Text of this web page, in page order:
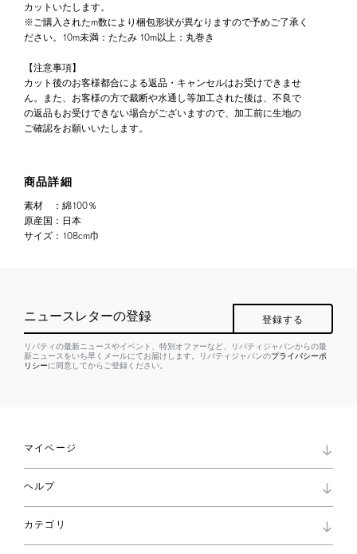
カットいたします。
※ご購入されたm数により梱包形状が異なりますので予めご了承く
ださい。10m未満：たたみ 10m以上：丸巻き
【注意事項】
カット後のお客様都合による返品・キャンセルはお受けできませ
ん。また、お客様の方で裁断や水通し等加工された後は、不良で
の返品もお受けできない場合がございますので、加工前に生地の
ご確認をお願いいたします。
商品詳細
素材 ： 綿100％
原産国 ： 日本
サイズ ： 108cm巾
ニュースレターの登録 登録する
リバティの最新ニュースやイベント、特別オファーなど、リバティジャパンからの最
新ニュースをいち早くメールにてお届けします。リバティジャパンのプライバシーポ
リシーに同意してからご登録ください。
マイページ
ロイヤリティプログラム
パスワード再設定
ショッピングバッグ
ヘルプ
お問い合わせ
よくあるご質問
カテゴリ